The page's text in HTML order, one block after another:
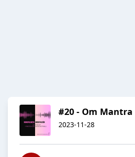
#20 - Om Mantra
2023-11-28